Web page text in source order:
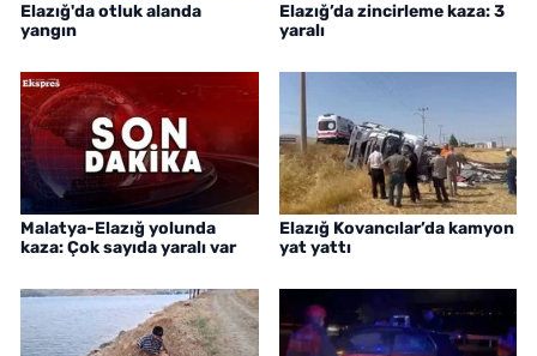
Elazığ'da otluk alanda
yangın
Elazığ’da zincirleme kaza: 3
yaralı
Malatya-Elazığ yolunda
kaza: Çok sayıda yaralı var
Elazığ Kovancılar’da kamyon
yat yattı